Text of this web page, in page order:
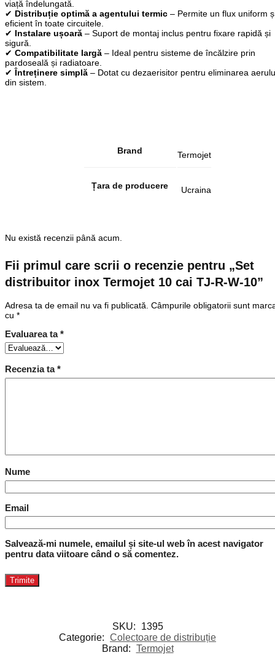
viață îndelungată.
✔ Distribuție optimă a agentului termic – Permite un flux uniform
eficient în toate circuitele.
✔ Instalare ușoară – Suport de montaj inclus pentru fixare rapidă și
sigură.
✔ Compatibilitate largă – Ideal pentru sisteme de încălzire prin
pardoseală și radiatoare.
✔ Întreținere simplă – Dotat cu dezaerisitor pentru eliminarea
din sistem.
Brand Termojet
Țara de producere Ucraina
Nu există recenzii până acum.
Fii primul care scrii o recenzie pentru „Set
distribuitor inox Termojet 10 cai TJ-R-W-10”
Adresa ta de email nu va fi publicată. Câmpurile obligatorii sunt
cu *
Evaluarea ta*
Recenzia ta*
Nume
Email
Salvează-mi numele, emailul și site-ul web în acest navigator
pentru data viitoare când o să comentez.
SKU:
1395
Categorie: Colectoare de distribuție
Brand: Termojet